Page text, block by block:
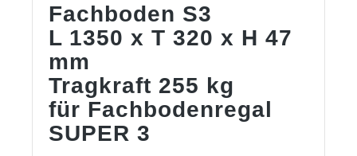
Fachboden S3
L 1350 x T 320 x H 47
mm
Tragkraft 255 kg
für Fachbodenregal
SUPER 3